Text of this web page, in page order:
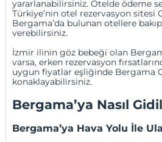
yararlanabilirsiniz. Otelde ödeme
Türkiye’nin otel rezervasyon sitesi
Bergama’da bulunan otellere
verebilirsiniz.
İzmir ilinin göz bebeği olan
varsa, erken rezervasyon
uygun fiyatlar eşliğinde Bergama
konaklayabilirsiniz.
Bergama’ya Nasıl
Bergama’ya Hava Yolu İle